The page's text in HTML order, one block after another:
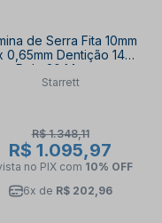
de Serra Fita 10mm
0,65mm Dentição 14
Rolo 30 Metros
DFB10X14/S-30
Starrett
R$ 1.348,11
R$ 1.095,97
no PIX com 10% OFF
6x de R$ 202,96